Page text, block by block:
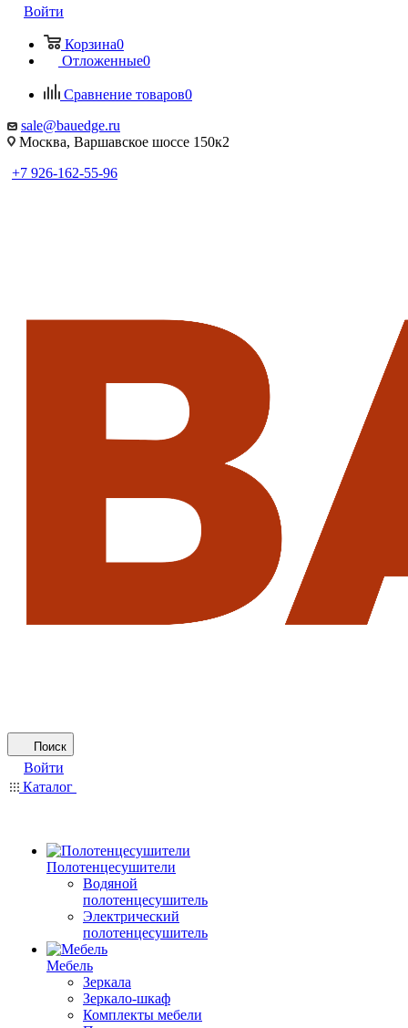
Войти
Корзина0
Отложенные0
Сравнение товаров0
sale@bauedge.ru
Москва, Варшавское шоссе 150к2
+7 926-162-55-96
Поиск
Войти
Каталог
Полотенцесушители
Водяной
полотенцесушитель
Электрический
полотенцесушитель
Мебель
Зеркала
Зеркало-шкаф
Комплекты мебели